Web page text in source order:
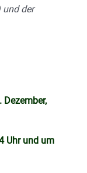
und der
Dezember,
Uhr und um